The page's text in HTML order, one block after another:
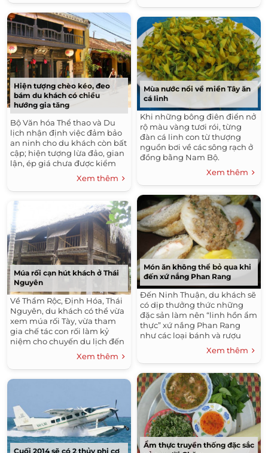
Hiện tượng chèo kéo, đeo
bám du khách có chiều
hướng gia tăng
Bộ Văn hóa Thể thao và Du
lịch nhận định việc đảm bảo
an ninh cho du khách còn bất
cập; hiện tượng lừa đảo, gian
lận, ép giá chưa được kiểm
soát và có chiều hướng gia
Xem thêm
Múa rối cạn hút khách ở Thái
Nguyên
Về Thẩm Rộc, Định Hóa, Thái
Nguyên, du khách có thể vừa
xem múa rối Tày, vừa tham
gia chế tác con rối làm kỷ
niệm cho chuyến du lịch đến
Xem thêm
Cuối 2014 sẽ có 2 thủy phi cơ
Mùa nước nổi về miền Tây ăn
cá linh
Khi những bông điên điển nở
rộ màu vàng tươi rói, từng
đàn cá linh con từ thượng
nguồn bơi về các sông rạch ở
đồng bằng Nam Bộ.
Xem thêm
Món ăn không thể bỏ qua khi
đến xứ nắng Phan Rang
Đến Ninh Thuận, du khách sẽ
có dịp thưởng thức những
đặc sản làm nên “linh hồn ẩm
thực” xứ nắng Phan Rang
như các loại bánh và rượu
Xem thêm
Ẩm thực truyền thống đặc sắc